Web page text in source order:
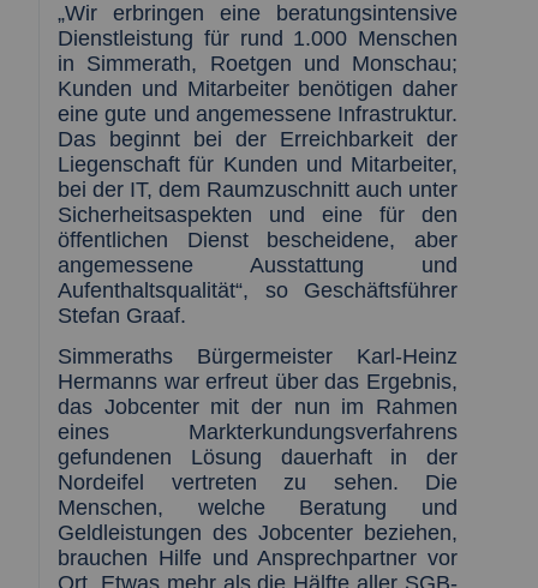
„Wir erbringen eine beratungsintensive
Dienstleistung für rund 1.000 Menschen
in Simmerath, Roetgen und Monschau;
Kunden und Mitarbeiter benötigen daher
eine gute und angemessene Infrastruktur.
Das beginnt bei der Erreichbarkeit der
Liegenschaft für Kunden und Mitarbeiter,
bei der IT, dem Raumzuschnitt auch unter
Sicherheitsaspekten und eine für den
öffentlichen Dienst bescheidene, aber
angemessene Ausstattung und
Aufenthaltsqualität“, so Geschäftsführer
Stefan Graaf.
Simmeraths Bürgermeister Karl-Heinz
Hermanns war erfreut über das Ergebnis,
das Jobcenter mit der nun im Rahmen
eines Markterkundungsverfahrens
gefundenen Lösung dauerhaft in der
Nordeifel vertreten zu sehen. Die
Menschen, welche Beratung und
Geldleistungen des Jobcenter beziehen,
brauchen Hilfe und Ansprechpartner vor
Ort. Etwas mehr als die Hälfte aller SGB-